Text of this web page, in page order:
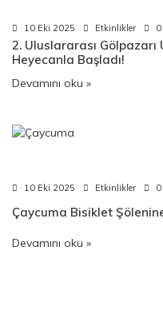
10 Eki 2025 Etkinlikler
2. Uluslararası
Heyecanla Başladı!
Devamını oku »
10 Eki 2025 Etkinlikler
Çaycuma Bisiklet
Devamını oku »